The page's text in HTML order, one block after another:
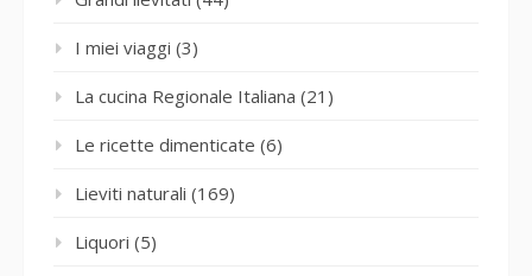
I miei viaggi (3)
La cucina Regionale Italiana (21)
Le ricette dimenticate (6)
Lieviti naturali (169)
Liquori (5)